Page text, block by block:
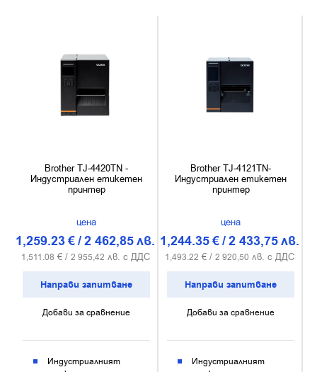
Brother TJ-4420TN -
Индустриален етикетен
принтер
цена
1,259.23€/2 462,85лв.
1,511.08 € / 2 955,42 лв. с ДДС
Направи запитване
Добави за сравнение
Индустриалният
Brother TJ-4121TN-
Индустриален етикетен
принтер
цена
1,244.35€/2 433,75лв.
1,493.22 € / 2 920,50 лв. с ДДС
Направи запитване
Добави за сравнение
Индустриалният